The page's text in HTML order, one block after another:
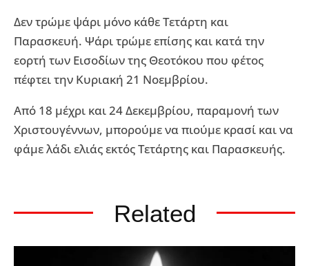
Δεν τρώμε ψάρι μόνο κάθε Τετάρτη και
Παρασκευή. Ψάρι τρώμε επίσης και κατά την
εορτή των Εισοδίων της Θεοτόκου που φέτος
πέφτει την Κυριακή 21 Νοεμβρίου.
Από 18 μέχρι και 24 Δεκεμβρίου, παραμονή των
Χριστουγέννων, μπορούμε να πιούμε κρασί και να
φάμε λάδι ελιάς εκτός Τετάρτης και Παρασκευής.
Related